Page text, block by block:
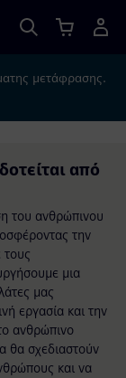
μετάφρασης.
από
του ανθρώπινου
την
τους
μια
μας
εργασία και την
ανθρώπινο
θα σχεδιαστούν
και να